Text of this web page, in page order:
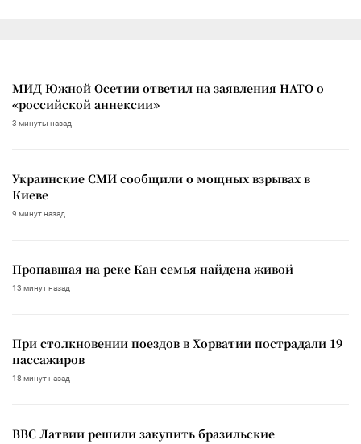
МИД Южной Осетии ответил на заявления НАТО о
«российской аннексии»
3 минуты назад
Украинские СМИ сообщили о мощных взрывах в
Киеве
9 минут назад
Пропавшая на реке Кан семья найдена живой
13 минут назад
При столкновении поездов в Хорватии пострадали 19
пассажиров
18 минут назад
ВВС Латвии решили закупить бразильские